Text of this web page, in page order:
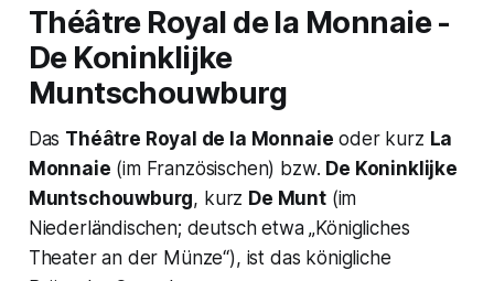
Théâtre Royal de la Monnaie-
De Koninklijke
Muntschouwburg
Das Théâtre Royal de la Monnaie oder kurz La
Monnaie (im Französischen) bzw. De Koninklijke
Muntschouwburg, kurz De Munt(im
Niederländischen; deutsch etwa„Königliches
Theater an der Münze“), ist das königliche